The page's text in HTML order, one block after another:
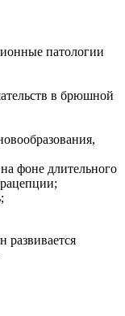
патологии
в брюшной
фоне длительного
развивается